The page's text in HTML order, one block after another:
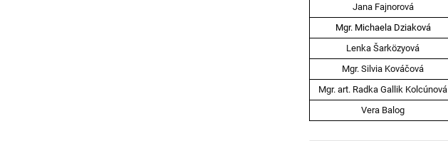
Jana Fajnorová
Mgr. Michaela Dziaková
Lenka Šarközyová
Mgr. Silvia Kováčová
Mgr. art. Radka Gallik Kolcúnová
Vera Balog